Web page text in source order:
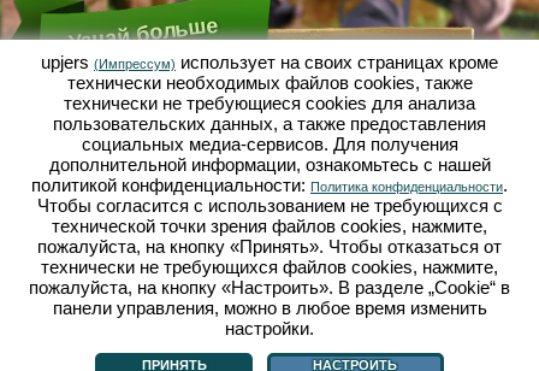
Узнай больше
Что такое Садовая Империя?
Садовая Империя - это экономический симулятор, в
котором всё вертится вокруг микрокосмоса сад-
огород. Эта бесплатная браузерная игра онлайн
открывается полностью в твоём браузере без
каких-либо скачиваний или установки каких-либо
программ! Играя роль гнома-садовода ты
выращиваешь в Садовой Империи свой
собственный маленький садовый рай. Сеять,
сажать, поливать, собирать урожай: у тебя есть
выбор между разными сортами овощей и фруктов:
помидорами, репчатым луком, клубникой, морковью
или может ещё лучше, салатом? Посети городок
Дачное, в нём ты можешь торговать с другими
садоводами, покупать новые растения и декор,
выполнять желания твоих покупателей и
Что такое Садовая Империя?|Сюжет
Импрессум|Браузерные игры - Upjers.com|Настроить cookies
upjers (Импрессум) использует на своих страницах кроме
технически необходимых файлов сookies, также
технически не требующиеся cookies для анализа
пользовательских данных, а также предоставления
социальных медиа-сервисов. Для получения
дополнительной информации, ознакомьтесь с нашей
политикой конфиденциальности: Политика конфиденциальности.
Чтобы согласится с использованием не требующихся с
технической точки зрения файлов cookies, нажмите,
пожалуйста, на кнопку «Принять». Чтобы отказаться от
технически не требующихся файлов cookies, нажмите,
пожалуйста, на кнопку «Настроить». В разделе „Cookie“ в
панели управления, можно в любое время изменить
настройки.
ПРИНЯТЬ НАСТРОИТЬ